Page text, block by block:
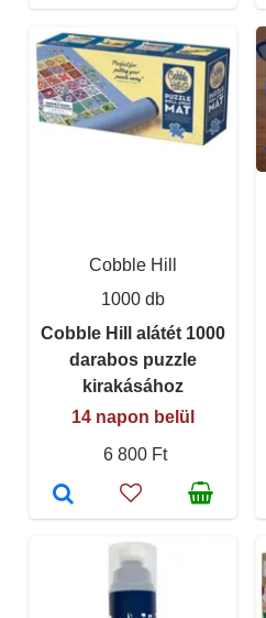
Cobble Hill
1000 db
Cobble Hill alátét 1000
darabos puzzle
kirakásához
14 napon belül
6 800 Ft